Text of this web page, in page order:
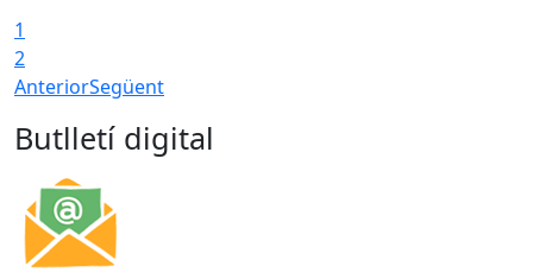
1
2
AnteriorSegüent
Butlletí digital